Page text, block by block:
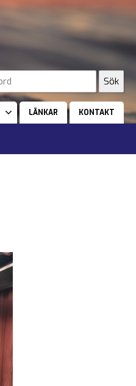
LÄNKAR KONTAKT